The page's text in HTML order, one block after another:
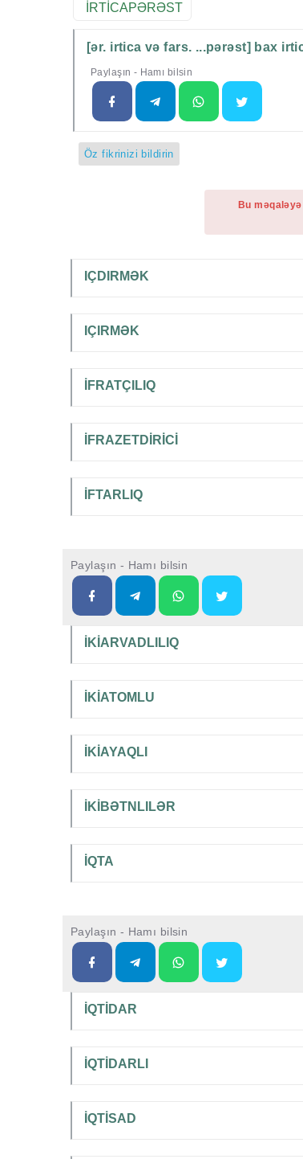
İRTİCAPƏRƏST
[ər. irtica və fars. ...pərəst] bax
Paylaşın - Hamı bilsin
Öz fikrinizi bildirin
Bu
IÇDIRMƏK
IÇIRMƏK
İFRATÇILIQ
İFRAZETDİRİCİ
İFTARLIQ
Paylaşın - Hamı bilsin
İKİARVADLILIQ
İKİATOMLU
İKİAYAQLI
İKİBƏTNLILƏR
İQTA
Paylaşın - Hamı bilsin
İQTİDAR
İQTİDARLI
İQTİSAD